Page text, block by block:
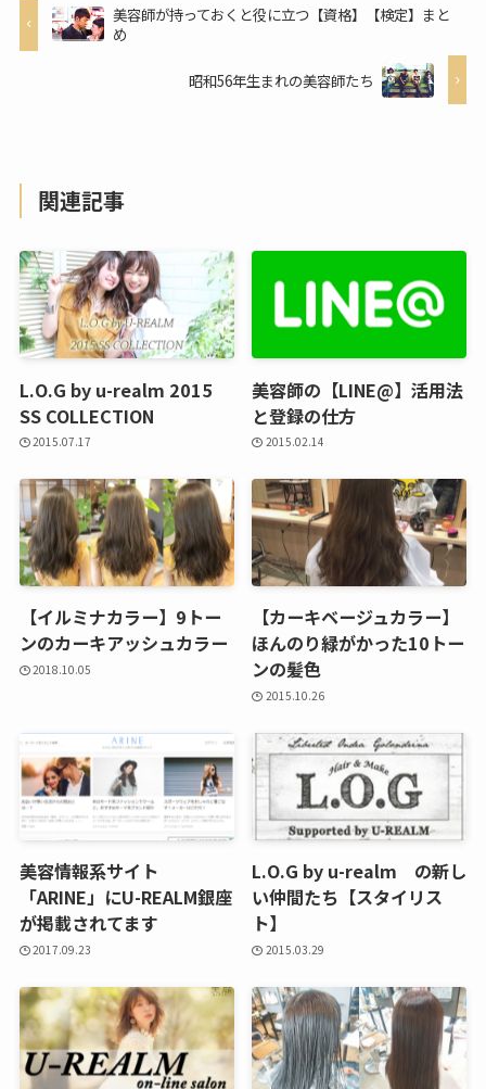
美容師が持っておくと役に立つ【資格】【検定】まと
め
昭和56年生まれの美容師たち
関連記事
L.O.G by u-realm 2015
SS COLLECTION
2015.07.17
美容師の【LINE@】活用法
と登録の仕方
2015.02.14
【イルミナカラー】9トー
ンのカーキアッシュカラー
2018.10.05
【カーキベージュカラー】
ほんのり緑がかった10トー
ンの髪色
2015.10.26
美容情報系サイト
「ARINE」にU-REALM銀座
が掲載されてます
2017.09.23
L.O.G by u-realm の新し
い仲間たち【スタイリス
ト】
2015.03.29